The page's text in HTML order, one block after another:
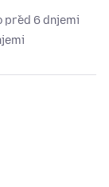
před 6 dnjemi